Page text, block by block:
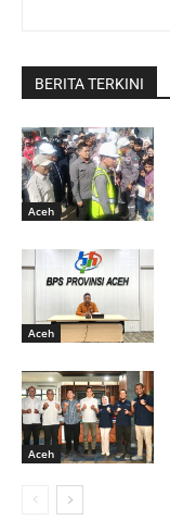
BERITA TERKINI
Aceh
Aceh
Aceh